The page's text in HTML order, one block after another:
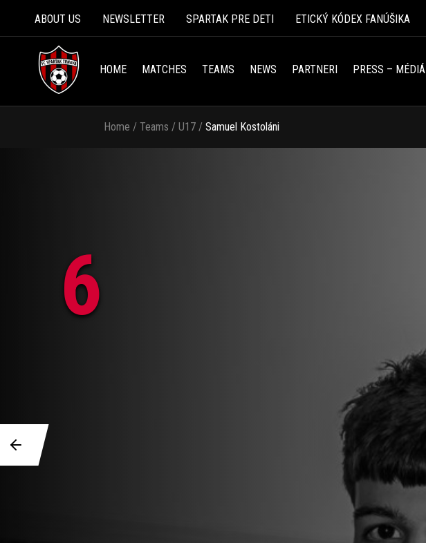
ABOUT US NEWSLETTER SPARTAK PRE DETI ETICKÝ KÓDEX FANÚŠIKA
HOME MATCHES TEAMS NEWS PARTNERI PRESS – MÉDIÁ
Home / Teams / U17 / Samuel Kostoláni
6